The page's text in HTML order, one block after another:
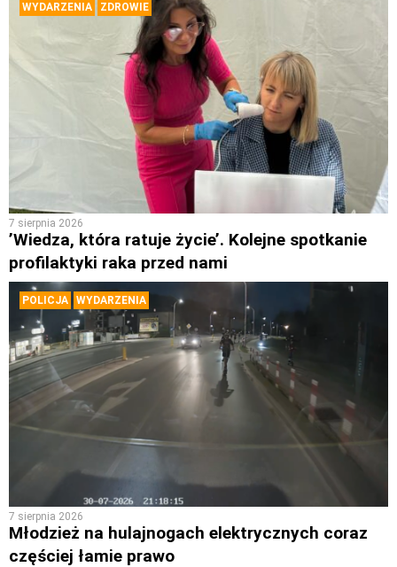
WYDARZENIA ZDROWIE
7 sierpnia 2026
’Wiedza, która ratuje życie’. Kolejne spotkanie
profilaktyki raka przed nami
POLICJA WYDARZENIA
7 sierpnia 2026
Młodzież na hulajnogach elektrycznych coraz
częściej łamie prawo